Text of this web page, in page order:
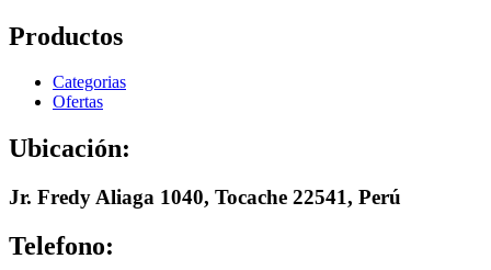
Productos
Categorias
Ofertas
Ubicación:
Jr. Fredy Aliaga 1040, Tocache 22541, Perú
Telefono: